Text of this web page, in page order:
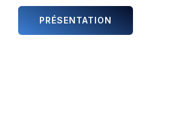
PRÉSENTATION